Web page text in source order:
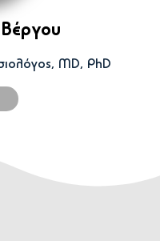
MD, PhD